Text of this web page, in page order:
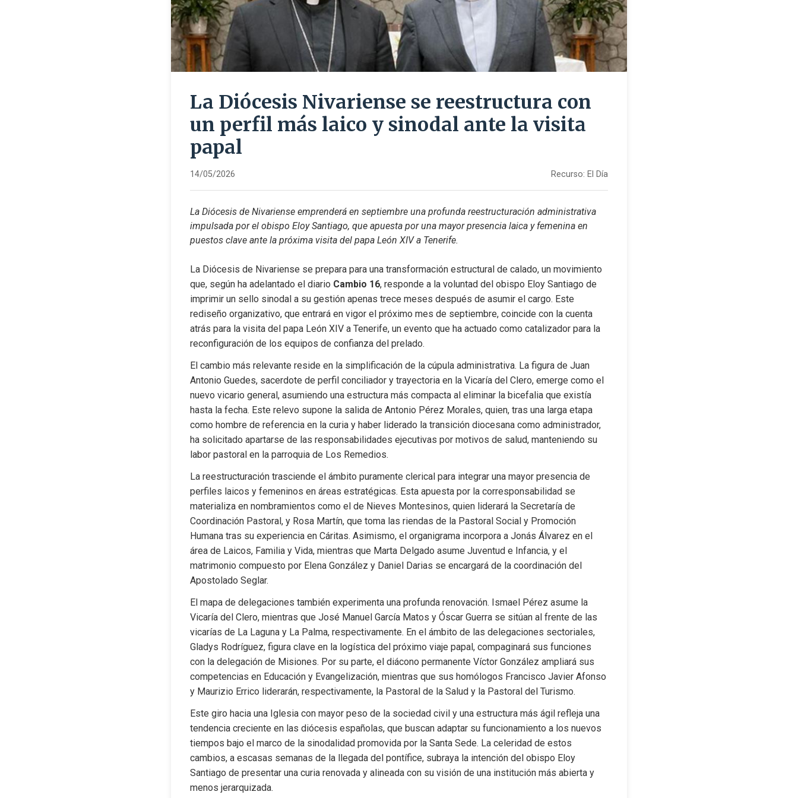
La Diócesis Nivariense se reestructura con
un perfil más laico y sinodal ante la visita
papal
14/05/2026 Recurso: El Día
La Diócesis de Nivariense emprenderá en septiembre una profunda reestructuración administrativa
impulsada por el obispo Eloy Santiago, que apuesta por una mayor presencia laica y femenina en
puestos clave ante la próxima visita del papa León XIV a Tenerife.
La Diócesis de Nivariense se prepara para una transformación estructural de calado, un movimiento
que, según ha adelantado el diario Cambio 16, responde a la voluntad del obispo Eloy Santiago de
imprimir un sello sinodal a su gestión apenas trece meses después de asumir el cargo. Este
rediseño organizativo, que entrará en vigor el próximo mes de septiembre, coincide con la cuenta
atrás para la visita del papa León XIV a Tenerife, un evento que ha actuado como catalizador para la
reconfiguración de los equipos de confianza del prelado.
El cambio más relevante reside en la simplificación de la cúpula administrativa. La figura de Juan
Antonio Guedes, sacerdote de perfil conciliador y trayectoria en la Vicaría del Clero, emerge como el
nuevo vicario general, asumiendo una estructura más compacta al eliminar la bicefalia que existía
hasta la fecha. Este relevo supone la salida de Antonio Pérez Morales, quien, tras una larga etapa
como hombre de referencia en la curia y haber liderado la transición diocesana como administrador,
ha solicitado apartarse de las responsabilidades ejecutivas por motivos de salud, manteniendo su
labor pastoral en la parroquia de Los Remedios.
La reestructuración trasciende el ámbito puramente clerical para integrar una mayor presencia de
perfiles laicos y femeninos en áreas estratégicas. Esta apuesta por la corresponsabilidad se
materializa en nombramientos como el de Nieves Montesinos, quien liderará la Secretaría de
Coordinación Pastoral, y Rosa Martín, que toma las riendas de la Pastoral Social y Promoción
Humana tras su experiencia en Cáritas. Asimismo, el organigrama incorpora a Jonás Álvarez en el
área de Laicos, Familia y Vida, mientras que Marta Delgado asume Juventud e Infancia, y el
matrimonio compuesto por Elena González y Daniel Darias se encargará de la coordinación del
Apostolado Seglar.
El mapa de delegaciones también experimenta una profunda renovación. Ismael Pérez asume la
Vicaría del Clero, mientras que José Manuel García Matos y Óscar Guerra se sitúan al frente de las
vicarías de La Laguna y La Palma, respectivamente. En el ámbito de las delegaciones sectoriales,
Gladys Rodríguez, figura clave en la logística del próximo viaje papal, compaginará sus funciones
con la delegación de Misiones. Por su parte, el diácono permanente Víctor González ampliará sus
competencias en Educación y Evangelización, mientras que sus homólogos Francisco Javier Afonso
y Maurizio Errico liderarán, respectivamente, la Pastoral de la Salud y la Pastoral del Turismo.
Este giro hacia una Iglesia con mayor peso de la sociedad civil y una estructura más ágil refleja una
tendencia creciente en las diócesis españolas, que buscan adaptar su funcionamiento a los nuevos
tiempos bajo el marco de la sinodalidad promovida por la Santa Sede. La celeridad de estos
cambios, a escasas semanas de la llegada del pontífice, subraya la intención del obispo Eloy
Santiago de presentar una curia renovada y alineada con su visión de una institución más abierta y
menos jerarquizada.